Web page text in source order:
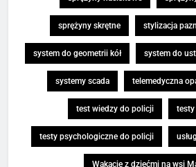
sprężyny skrętne stylizacja
system do geometrii kół system do
systemy scada telemedyczna
test wiedzy do policji
testy psychologiczne do policji
Wakacje z dziećmi na wsi